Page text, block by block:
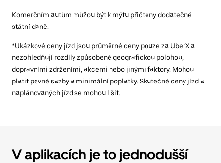
Komerčním autům můžou být k mýtu přičteny dodatečné
státní daně.
*Ukázkové ceny jízd jsou průměrné ceny pouze za UberX a
nezohledňují rozdíly způsobené geografickou polohou,
dopravními zdrženími, akcemi nebo jinými faktory. Mohou
platit pevné sazby a minimální poplatky. Skutečné ceny jízd a
naplánovaných jízd se mohou lišit.
V aplikacích je to jednodušší